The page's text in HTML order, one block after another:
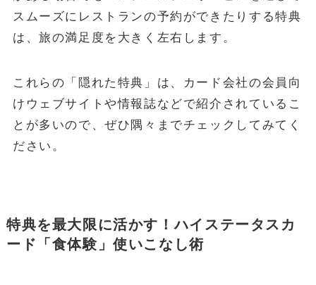
スムーズにレストランの予約ができたりする特典
は、旅の満足度を大きく左右します。
これらの「隠れた特典」は、カード会社の会員向
けウェブサイトや情報誌などで紹介されているこ
とが多いので、ぜひ隅々までチェックしてみてく
ださい。
特典を最大限に活かす！ハイステータスカ
ード「食体験」使いこなし術